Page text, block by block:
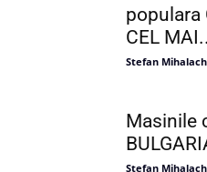
populara
CEL
Stefan
Masinile
Stefan